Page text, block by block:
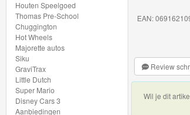
en
wagons
Lettertrein
-
cijfertrein
EAN:
Review
Wil je dit
Houten Speelgoed
Thomas Pre-School
Chuggington
Hot Wheels
Majorette autos
Siku
GraviTrax
Little Dutch
Super Mario
Disney Cars 3
Aanbiedingen